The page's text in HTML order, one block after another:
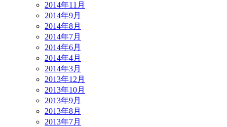
2014年11月
2014年9月
2014年8月
2014年7月
2014年6月
2014年4月
2014年3月
2013年12月
2013年10月
2013年9月
2013年8月
2013年7月